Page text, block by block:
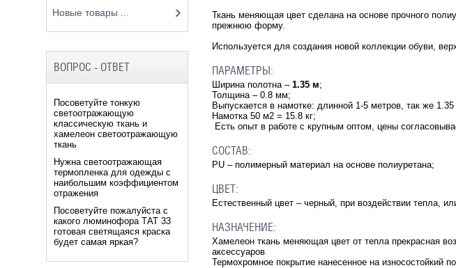
Ткань меняющая цвет сделана на основе прочного
прежнюю форму.
Используется для создания новой коллекции обуви,
ПАРАМЕТРЫ:
Ширина полотна –1.35 м;
Толщина – 0.8 мм;
Выпускается в намотке: длинной 1-5 метров, так же
Намотка 50 м2 = 15.8 кг;
Есть опыт в работе с крупным оптом, цены
СОСТАВ:
PU – полимерный материал на основе полиуретана;
ЦВЕТ:
Естественный цвет – черный, при воздействии тепла,
НАЗНАЧЕНИЕ:
Хамелеон ткань меняющая цвет от тепла прекрасная
аксессуаров
Термохромное покрытие нанесенное на износостойкий
Новые товары ...
ВОПРОС - ОТВЕТ
Посоветуйте тонкую
светоотражающую
классическую ткань и
хамелеон светоотражающую
ткань
Нужна светоотражающая
термопленка для одежды с
наибольшим коэффициентом
отражения
Посоветуйте пожалуйста с
какого люминофора ТАТ 33
готовая светящаяся краска
будет самая яркая?